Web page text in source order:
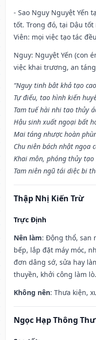
- Sao Nguy Nguyệt Yến
tốt. Trong đó, tại Dậu
Viên: mọi việc tạo tác
Nguy: Nguyệt Yến (con
việc khai trương, an
“Nguy tinh bât khả tạo
Tự điếu, tao hình kiến
Tam tuế hài nhi tao thủy
Hậu sinh xuất ngoại bất
Mai táng nhược hoàn
Chu niên bách nhật ngọa
Khai môn, phóng thủy
Tam niên ngũ tái diệc bi
Thập Nhị Kiến Trừ
Trực Định
Nên làm: Động thổ, san
bếp, lắp đặt máy móc,
đơn dâng sớ, sửa hay
thuyền, khởi công làm
Không nên: Thưa kiện,
Ngọc Hạp Thông Thư